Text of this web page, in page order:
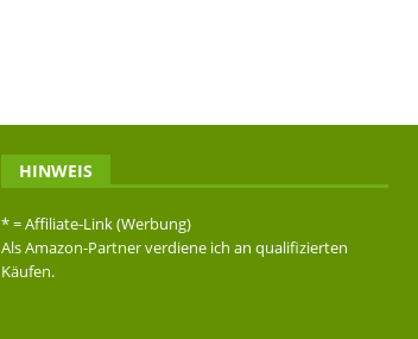
HINWEIS
* = Affiliate-Link (Werbung)
Als Amazon-Partner verdiene ich an qualifizierten
Käufen.